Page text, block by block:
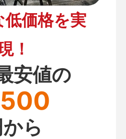
低価格を実
！
安値の
ら